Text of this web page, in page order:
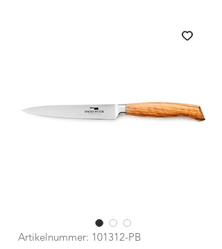
Artikelnummer: 101312-PB